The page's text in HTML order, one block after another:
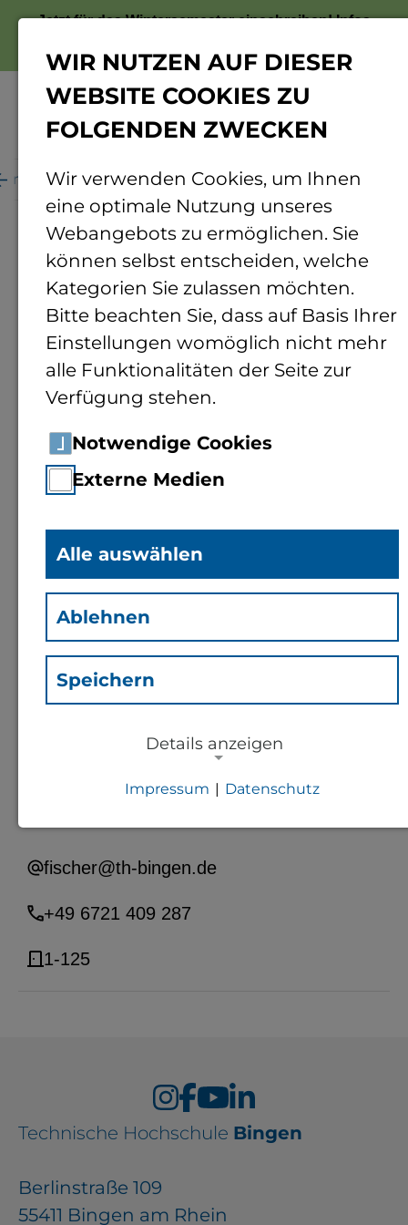
Jetzt für das Wintersemester einschreiben!Infos
Personenverzeichnis Personendetails
Prof. Dr. rer. nat.Jörg
Fischer (Fi)
Professor für Physik,
Metallwerkstoffe und -
oberflächen
fischer@th-bingen.de
+49 6721 409 287
1-125
Technische Hochschule Bingen
Berlinstraße 109
55411 Bingen am Rhein
WIR NUTZEN AUF DIESER
WEBSITE COOKIES ZU
FOLGENDEN ZWECKEN
Wir verwenden Cookies, um Ihnen
eine optimale Nutzung unseres
Webangebots zu ermöglichen. Sie
können selbst entscheiden, welche
Kategorien Sie zulassen möchten.
Bitte beachten Sie, dass auf Basis Ihrer
Einstellungen womöglich nicht mehr
alle Funktionalitäten der Seite zur
Verfügung stehen.
Notwendige Cookies
Externe Medien
Alle auswählen
Ablehnen
Speichern
Details anzeigen
Verwaltung und für die generelle
notwendig).
Benutzerdaten durch
Drittanbieter, bspw. über das
Einbinden externer Videos,
Stellenanzeigen.
Impressum | Datenschutz